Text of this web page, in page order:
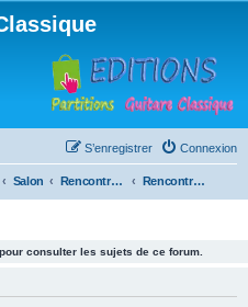
Connexion
S’enregistrer
Salon Rencontres musicales Rencontres Lausanne
consulter les sujets de ce forum.